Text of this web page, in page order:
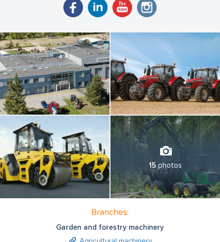
15photos
Branches:
Garden and forestry machinery